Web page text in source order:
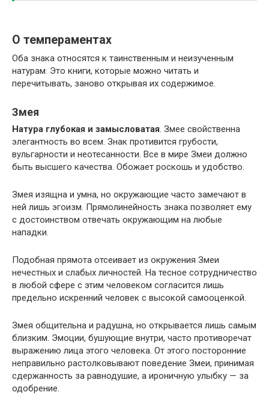
О темпераментах
Оба знака относятся к таинственным и неизученным
натурам. Это книги, которые можно читать и
перечитывать, заново открывая их содержимое.
Змея
Натура глубокая и замысловатая. Змее свойственна
элегантность во всем. Знак противится грубости,
вульгарности и неотесанности. Все в мире Змеи должно
быть высшего качества. Обожает роскошь и удобство.
Змея изящна и умна, но окружающие часто замечают в
ней лишь эгоизм. Прямолинейность знака позволяет ему
с достоинством отвечать окружающим на любые
нападки.
Подобная прямота отсеивает из окружения Змеи
нечестных и слабых личностей. На тесное сотрудничество
в любой сфере с этим человеком согласится лишь
предельно искренний человек с высокой самооценкой.
Змея общительна и радушна, но открывается лишь самым
близким. Эмоции, бушующие внутри, часто противоречат
выражению лица этого человека. От этого посторонние
неправильно растолковывают поведение Змеи, принимая
сдержанность за равнодушие, а ироничную улыбку — за
одобрение.